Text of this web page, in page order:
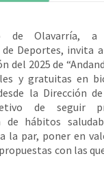
de Olavarría,
de Deportes, invita
del 2025 de
y gratuitas en
la Dirección
de seguir
de hábitos
la par, poner en
con las